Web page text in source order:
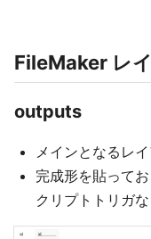
FileMaker レ
outputs
メインとなるレ
完成形を貼って
クリプトトリガ